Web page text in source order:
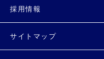
採用情報
サイトマップ